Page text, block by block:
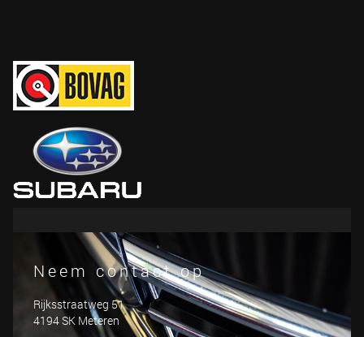
Neem contact op
Rijksstraatweg 51
4194 SK Meteren